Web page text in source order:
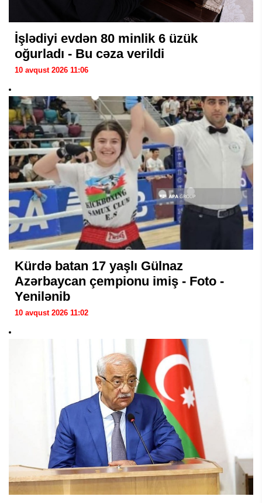
İşlədiyi evdən 80 minlik 6 üzük
oğurladı - Bu cəza verildi
10 avqust 2026 11:06
Kürdə batan 17 yaşlı Gülnaz
Azərbaycan çempionu imiş - Foto -
Yenilənib
10 avqust 2026 11:02